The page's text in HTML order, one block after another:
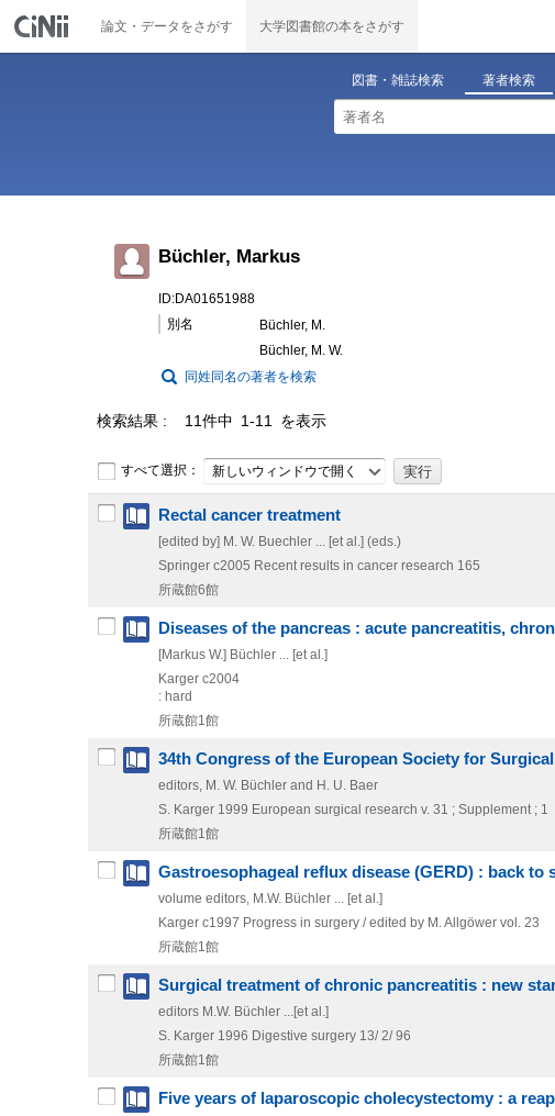
論文・データをさがす 大学図書館の本をさがす
図書・雑誌検索 著者検索
Büchler, Markus
ID:DA01651988
別名
Büchler, M.
Büchler, M. W.
同姓同名の著者を検索
検索結果 11件中 1-11 を表示
すべて選択： 新しいウィンドウで開く
Rectal cancer treatment
[edited by] M. W. Buechler ... [et al.] (eds.)
Springer c2005 Recent results in cancer research 165
所蔵館6館
Diseases of the pancreas : acute pancreatitis,
[Markus W.] Büchler ... [et al.]
Karger c2004
: hard
所蔵館1館
34th Congress of the European Society for
editors, M. W. Büchler and H. U. Baer
S. Karger 1999 European surgical research v. 31 ; Supplement ; 1
所蔵館1館
Gastroesophageal reflux disease (GERD) : back to
volume editors, M.W. Büchler ... [et al.]
Karger c1997 Progress in surgery / edited by M. Allgöwer vol. 23
所蔵館1館
Surgical treatment of chronic pancreatitis : new
editors M.W. Büchler ...[et al.]
S. Karger 1996 Digestive surgery 13/ 2/ 96
所蔵館1館
Five years of laparoscopic cholecystectomy : a